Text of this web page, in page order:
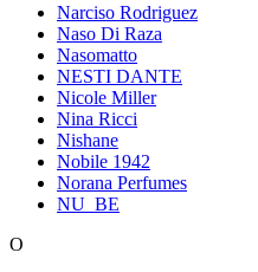
Narciso Rodriguez
Naso Di Raza
Nasomatto
NESTI DANTE
Nicole Miller
Nina Ricci
Nishane
Nobile 1942
Norana Perfumes
NU_BE
O